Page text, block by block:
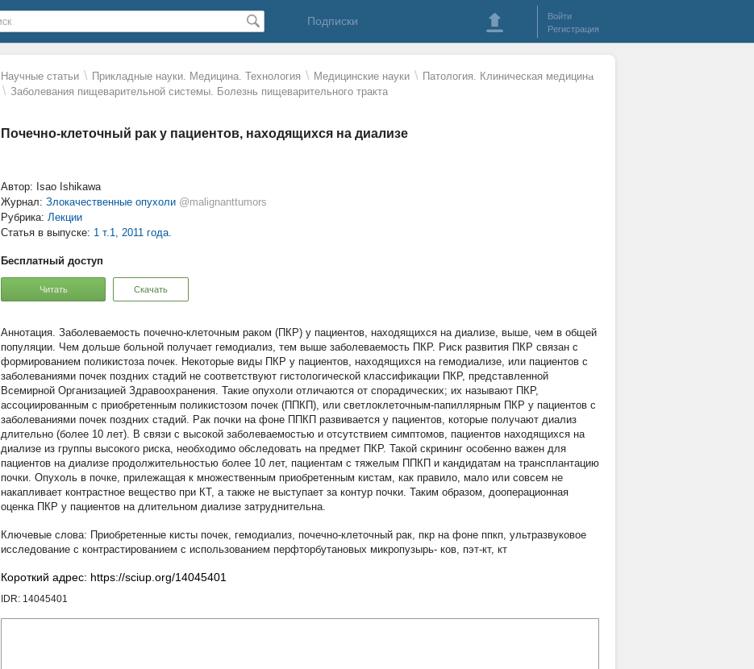
Подписки
Войти
Регистрация
Научные статьи \ Прикладные науки. Медицина. Технология \ Mедицинские науки \ Патология. Клиническая медицина
\ Заболевания пищеварительной системы. Болезнь пищеварительного тракта
Почечно-клеточный рак у пациентов, находящихся на диализе
Автор: Isao Ishikawa
Журнал: Злокачественные опухоли @malignanttumors
Рубрика: Лекции
Статья в выпуске: 1 т.1, 2011 года.
Бесплатный доступ
Читать Скачать
Заболеваемость почечно-клеточным раком (ПКР) у пациентов, находящихся на диализе, выше, чем в общей
популяции. Чем дольше больной получает гемодиализ, тем выше заболеваемость ПКР. Риск развития ПКР связан с
формированием поликистоза почек. Некоторые виды ПКР у пациентов, находящихся на гемодиализе, или пациентов с
заболеваниями почек поздних стадий не соответствуют гистологической классификации ПКР, представленной
Всемирной Организацией Здравоохранения. Такие опухоли отличаются от спорадических; их называют ПКР,
ассоциированным с приобретенным поликистозом почек (ППКП), или светлоклеточным-папиллярным ПКР у пациентов с
заболеваниями почек поздних стадий. Рак почки на фоне ППКП развивается у пациентов, которые получают диализ
длительно (более 10 лет). В связи с высокой заболеваемостью и отсутствием симптомов, пациентов находящихся на
диализе из группы высокого риска, необходимо обследовать на предмет ПКР. Такой скрининг особенно важен для
пациентов на диализе продолжительностью более 10 лет, пациентам с тяжелым ППКП и кандидатам на трансплантацию
почки. Опухоль в почке, прилежащая к множественным приобретенным кистам, как правило, мало или совсем не
накапливает контрастное вещество при КТ, а также не выступает за контур почки. Таким образом, дооперационная
оценка ПКР у пациентов на длительном диализе затруднительна.
Приобретенные кисты почек, гемодиализ, почечно-клеточный рак, пкр на фоне ппкп, ультразвуковое
исследование с контрастированием с использованием перфторбутановых микропузырь- ков, пэт-кт, кт
Короткий адрес: https://sciup.org/14045401
IDR: 14045401